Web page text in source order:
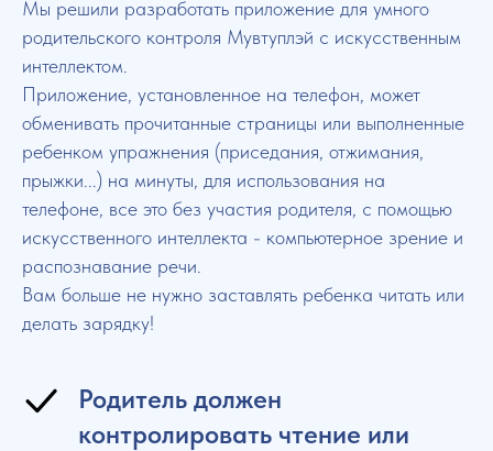
Мы решили разработать приложение для умного
родительского контроля Мувтуплэй с искусственным
интеллектом.
Приложение, установленное на телефон, может
обменивать прочитанные страницы или выполненные
ребенком упражнения (приседания, отжимания,
прыжки...) на минуты, для использования на
телефоне, вcе это без участия родителя, с помощью
искусственного интеллекта - компьютерное зрение и
распознавание речи.
Вам больше не нужно заставлять ребенка читать или
делать зарядку!
Родитель должен
контролировать чтение или